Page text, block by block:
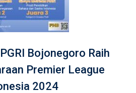
Bojonegoro Raih
Premier League
2024